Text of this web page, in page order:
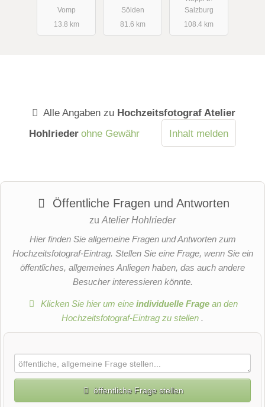
Vomp
13.8 km
Sölden
81.6 km
Salzburg
108.4 km
Alle Angaben zu Hochzeitsfotograf Atelier
Hohlrieder ohne Gewähr Inhalt melden
Öffentliche Fragen und Antworten
zu Atelier Hohlrieder
Hier finden Sie allgemeine Fragen und Antworten zum
Hochzeitsfotograf-Eintrag. Stellen Sie eine Frage, wenn Sie ein
öffentliches, allgemeines Anliegen haben, das auch andere
Besucher interessieren könnte.
Klicken Sie hier um eineindividuelle Frage an den
Hochzeitsfotograf-Eintrag zu stellen .
öffentliche Frage stellen